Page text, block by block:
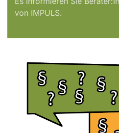
von IMPULS.